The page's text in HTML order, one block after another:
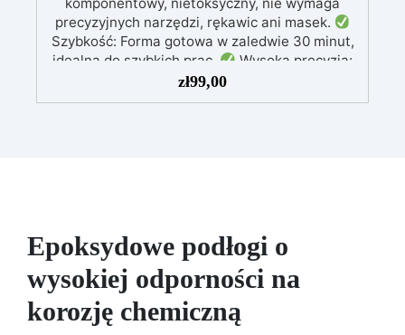
precyzyjnych narzędzi, rękawic ani masek.
Szybkość: Forma gotowa w zaledwie 30 minut,
idealna do szybkich prac.
Wysoka precyzja:
Odwzorowuje drobne i skomplikowane detale,
zapewniając profesjonalny rezultat.
zł99,00
Epoksydowe podłogi o
wysokiej odporności na
korozję chemiczną